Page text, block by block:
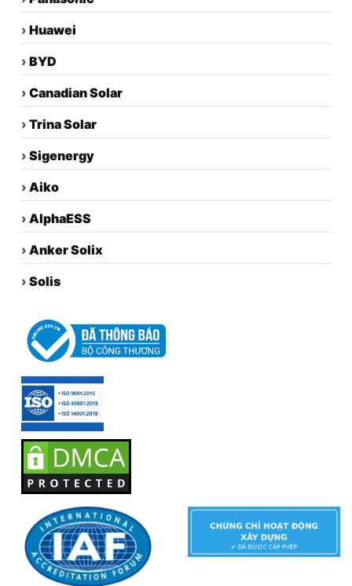
› Huawei
› BYD
› Canadian Solar
› Trina Solar
› Sigenergy
› Aiko
› AlphaESS
› Anker Solix
› Solis